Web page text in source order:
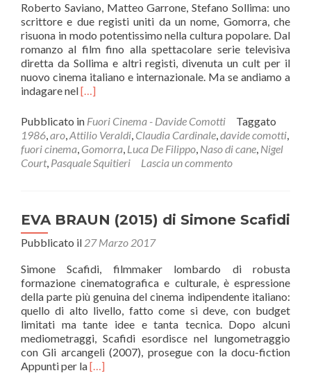
Roberto Saviano, Matteo Garrone, Stefano Sollima: uno
scrittore e due registi uniti da un nome, Gomorra, che
risuona in modo potentissimo nella cultura popolare. Dal
romanzo al film fino alla spettacolare serie televisiva
diretta da Sollima e altri registi, divenuta un cult per il
nuovo cinema italiano e internazionale. Ma se andiamo a
indagare nelLeggi
piùGOMORRA
TRENT’ANNI
PRIMA:
NASO
DI
PASQUALE
SQUITIERI
[…]
Pubblicato in Fuori Cinema - Davide Comotti
Taggato
1986,aro,Attilio Veraldi, Claudia Cardinale,davide comotti,
fuori cinema, Gomorra, Luca De Filippo, Naso di cane, Nigel
Court, Pasquale Squitieri Lascia un commento
EVA BRAUN (2015) di Simone Scafidi
Pubblicato il 27 Marzo 2017
Simone Scafidi, filmmaker lombardo di robusta
formazione cinematografica e culturale, è espressione
della parte più genuina del cinema indipendente italiano:
quello di alto livello, fatto come si deve, con budget
limitati ma tante idee e tanta tecnica. Dopo alcuni
mediometraggi, Scafidi esordisce nel lungometraggio
con Gli arcangeli (2007), prosegue con la docu-fiction
Appunti per laLeggi
[…]